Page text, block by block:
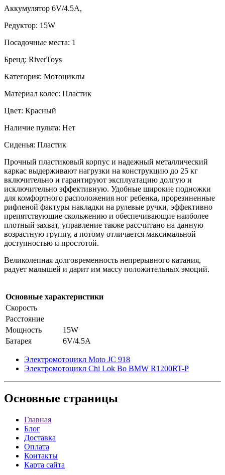
Аккумулятор 6V/4.5А,
Редуктор: 15W
Посадочные места: 1
Бренд: RiverToys
Категория: Мотоциклы
Материал колес: Пластик
Цвет: Красный
Наличие пульта: Нет
Сиденья: Пластик
Прочный пластиковый корпус и надежный металлический
каркас выдерживают нагрузки на конструкцию до 25 кг
включительно и гарантируют эксплуатацию долгую и
исключительно эффективную. Удобные широкие подножки
для комфортного расположения ног ребенка, прорезиненные
рифленой фактуры накладки на рулевые ручки, эффективно
препятствующие скольжению и обеспечивающие наиболее
плотный захват, управление также рассчитано на данную
возрастную группу, а потому отличается максимальной
доступностью и простотой.
Великолепная долговременность непрерывного катания,
радует малышей и дарит им массу положительных эмоций.
Основные характеристики
Скорость
Расстояние
Мощность
15W
Батарея
6V/4.5А
Электромотоцикл Moto JC 918
Электромотоцикл Chi Lok Bo BMW R1200RT-P
Основные страницы
Главная
Блог
Доставка
Оплата
Контакты
Карта сайта